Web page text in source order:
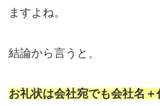
ますよね。
結論から言うと、
お礼状は会社宛でも会社名＋